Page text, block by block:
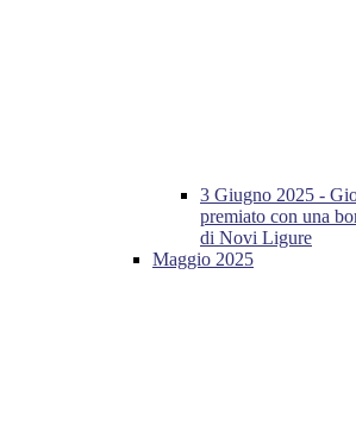
3 Giugno 2025 -
premiato con una
di Novi Ligure
Maggio 2025